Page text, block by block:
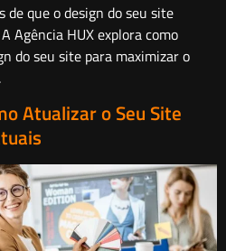
de que o design do seu site
Agência HUX explora como
do seu site para maximizar o
Atualizar o Seu Site